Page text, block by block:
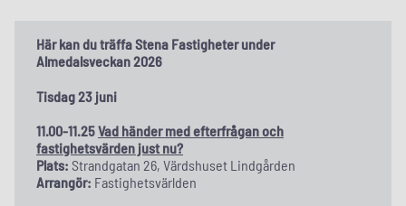
Här kan du träffa Stena Fastigheter under
Almedalsveckan 2026
Tisdag 23 juni
11.00-11.25Vad händer med efterfrågan och
fastighetsvärden just nu?
Plats: Strandgatan 26, Värdshuset Lindgården
Arrangör: Fastighetsvärlden